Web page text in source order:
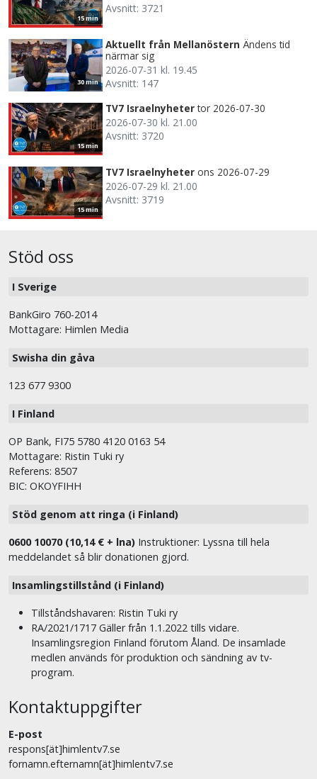
15 min
Avsnitt: 3721
30 min
Aktuellt från Mellanöstern Ändens tid
närmar sig
2026-07-31 kl. 19.45
Avsnitt: 147
15 min
TV7 Israelnyheter tor 2026-07-30
2026-07-30 kl. 21.00
Avsnitt: 3720
15 min
TV7 Israelnyheter ons 2026-07-29
2026-07-29 kl. 21.00
Avsnitt: 3719
Stöd oss
I Sverige
BankGiro 760-2014
Mottagare: Himlen Media
Swisha din gåva
123 677 9300
I Finland
OP Bank, FI75 5780 4120 0163 54
Mottagare: Ristin Tuki ry
Referens: 8507
BIC: OKOYFIHH
Stöd genom att ringa (i Finland)
0600 10070 (10,14 € + lna) Instruktioner: Lyssna till hela
meddelandet så blir donationen gjord.
Insamlingstillstånd (i Finland)
Tillståndshavaren: Ristin Tuki ry
RA/2021/1717 Gäller från 1.1.2022 tills vidare.
Insamlingsregion Finland förutom Åland. De insamlade
medlen används för produktion och sändning av tv-
program.
Kontaktuppgifter
E-post
respons[ät]himlentv7.se
fornamn.efternamn[ät]himlentv7.se